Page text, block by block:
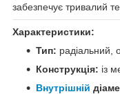
забезпечує тривалий
Характеристики:
Тип: радіальний,
Конструкція: із
Внутрішній